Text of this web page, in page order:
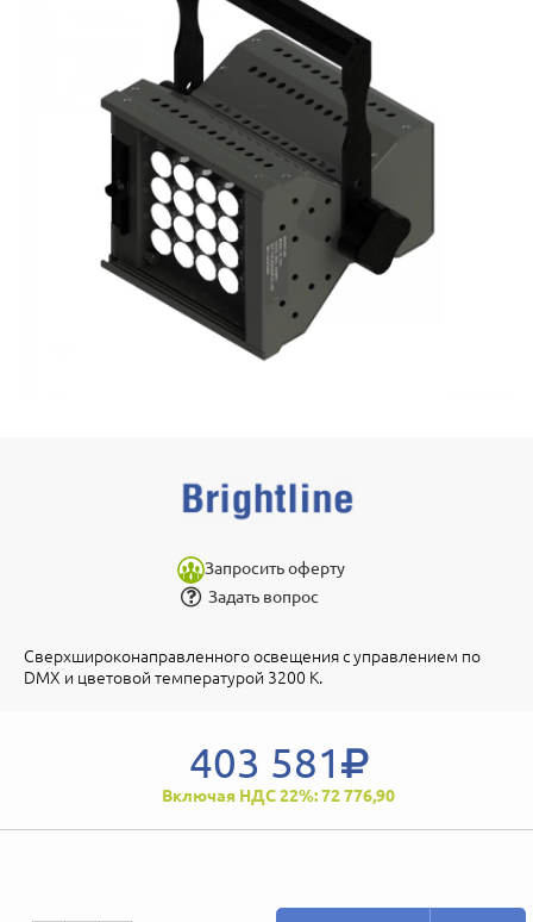
Запросить оферту
Задать вопрос
Сверхшироконаправленного освещения с управлением по
DMX и цветовой температурой 3200 К.
403 581
Включая НДС 22%: 72 776,90